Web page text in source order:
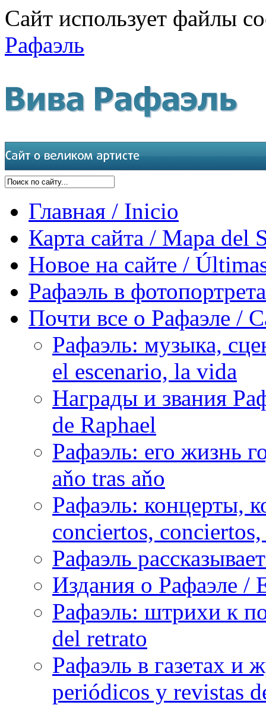
Сайт использует файлы
Рафаэль
Главная / Inicio
Карта сайта / Mapa del
Новое на сайте /
Рафаэль в
Почти все о Рафаэле /
Рафаэль: музыка,
el escenario, la vida
Награды и звания
de Raphael
Рафаэль: его жизнь
aňo tras aňo
Рафаэль: концерты,
conciertos,
Рафаэль
Издания о Рафаэле /
Рафаэль: штрихи к
del retrato
Рафаэль в газетах и
periódicos y revistas